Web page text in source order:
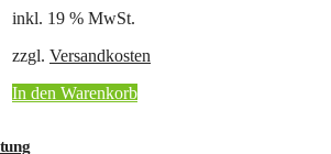
inkl. 19 % MwSt.
zzgl. Versandkosten
In den Warenkorb